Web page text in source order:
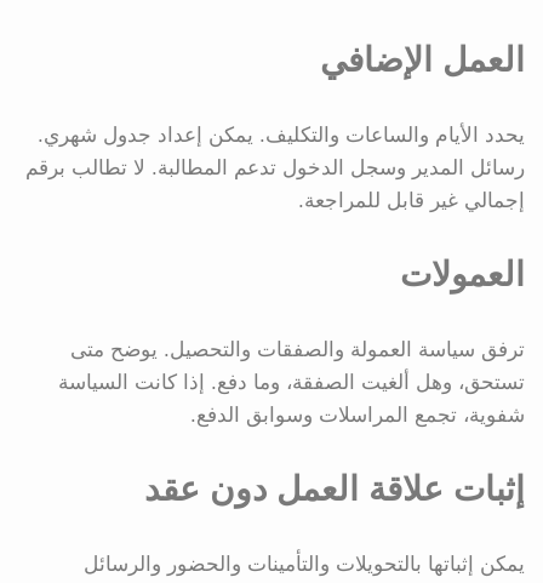
العمل الإضافي
يحدد الأيام والساعات والتكليف. يمكن إعداد جدول شهري.
رسائل المدير وسجل الدخول تدعم المطالبة. لا تطالب برقم
إجمالي غير قابل للمراجعة.
العمولات
ترفق سياسة العمولة والصفقات والتحصيل. يوضح متى
تستحق، وهل ألغيت الصفقة، وما دفع. إذا كانت السياسة
شفوية، تجمع المراسلات وسوابق الدفع.
إثبات علاقة العمل دون عقد
يمكن إثباتها بالتحويلات والتأمينات والحضور والرسائل